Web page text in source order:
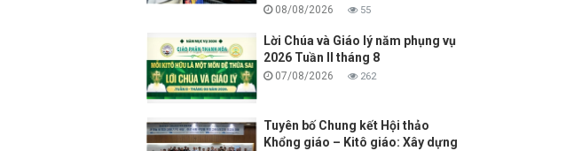
08/08/2026 55
Lời Chúa và Giáo lý năm phụng vụ
2026 Tuần II tháng 8
07/08/2026 262
Tuyên bố Chung kết Hội thảo
Khổng giáo – Kitô giáo: Xây dựng